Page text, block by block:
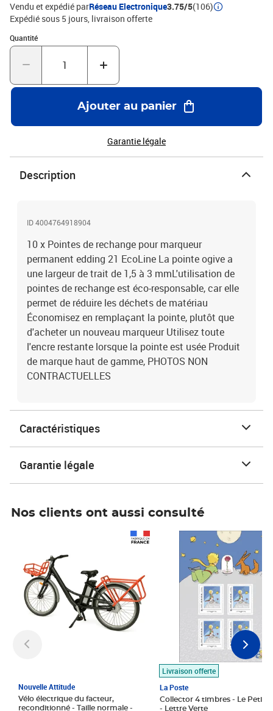
Vendu et expédié parRéseau Electronique3.75/5(106)
Expédié sous 5 jours livraison offerte
Quantité
Quantité : 1
Ajouter au panier
Garantie légale
Description
ID 4004764918904
10 x Pointes de rechange pour marqueur
permanent edding 21 EcoLine La pointe ogive a
une largeur de trait de 1,5 à 3 mmL'utilisation de
pointes de rechange est éco-responsable, car elle
permet de réduire les déchets de matériau
Économisez en remplaçant la pointe, plutôt que
d'acheter un nouveau marqueur Utilisez toute
l'encre restante lorsque la pointe est usée Produit
de marque haut de gamme, PHOTOS NON
CONTRACTUELLES
Caractéristiques
Garantie légale
Nos clients ont aussi consulté
Nouvelle Attitude
Vélo électrique du facteur,
reconditionné - Taille normale -
Livraison offerte
La Poste
Collector 4 timbres - Le Petit
- Lettre Verte
Prix 7,50€